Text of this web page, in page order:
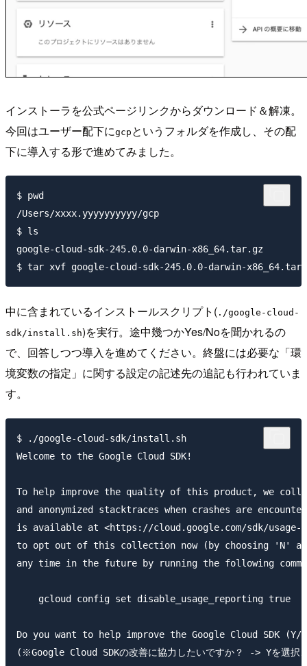
インストーラを公式ページリンクからダウンロード＆解凍。
今回はユーザー配下にgcp というフォルダを作成し、その配
下に導入する形で進めてみました。
$ pwd
/Users/xxxx.yyyyyyyyyy/gcp
$ ls
google-cloud-sdk-245.0.0-darwin-x86_64.tar.gz
中に含まれているインストールスクリプト( ./google-cloud-
sdk/install.sh)を実行。途中幾つかYes/Noを聞かれるの
で、回答しつつ導入を進めてください。終盤には必要な「環
境変数の指定」に関する設定の記述先の追記も行われていま
す。
$ ./google-cloud-sdk/install.sh
Welcome to the Google Cloud SDK!
To help improve the quality of this product, we
and anonymized stacktraces when crashes are
is available at <https://cloud.google.com/sdk/usage-
to opt out of this collection now (by choosing 'N'
any time in the future by running the following
    gcloud config set disable_usage_reporting true
Do you want to help improve the Google Cloud SDK (Y/
(※Google Cloud SDKの改善に協力したいですか？ -> Yを選